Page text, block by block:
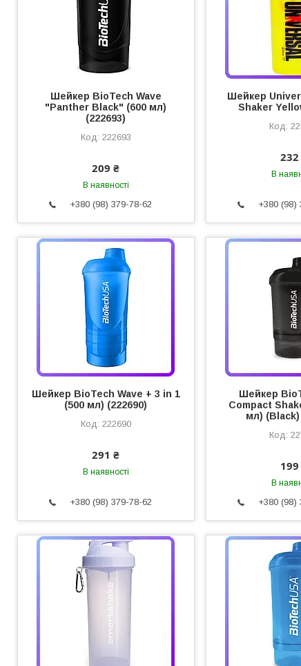
Шейкер BioTech Wave
"Panther Black" (600 мл)
(222693)
222693
209 ₴
В наявності
+380 (98) 379-78-62
Шейкер
Shaker
В
+380 (98)
Шейкер BioTech Wave + 3 in 1
(500 мл) (222690)
222690
291 ₴
В наявності
+380 (98) 379-78-62
Шейкер
Compact
мл) (Black)
В
+380 (98)